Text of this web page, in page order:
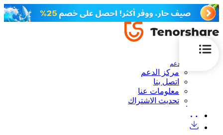
الدعم
مركز الدعم
اتصل بنا
معلومات عنا
تحديث الاشتراك